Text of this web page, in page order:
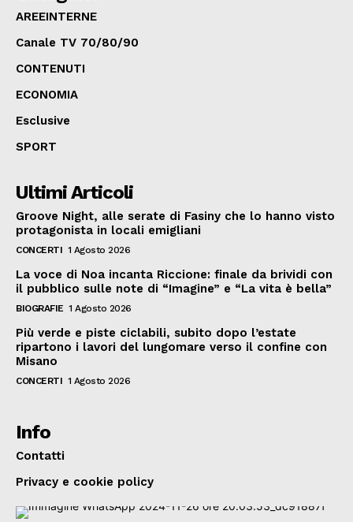
AREEINTERNE
Canale TV 70/80/90
CONTENUTI
ECONOMIA
Esclusive
SPORT
Ultimi Articoli
Groove Night, alle serate di Fasiny che lo hanno visto
protagonista in locali emigliani
CONCERTI 1 Agosto 2026
La voce di Noa incanta Riccione: finale da brividi con
il pubblico sulle note di “Imagine” e “La vita è bella”
BIOGRAFIE 1 Agosto 2026
Più verde e piste ciclabili, subito dopo l’estate
ripartono i lavori del lungomare verso il confine con
Misano
CONCERTI 1 Agosto 2026
Info
Contatti
Privacy e cookie policy